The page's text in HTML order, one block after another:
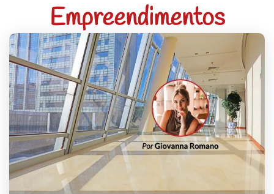
Empreendimentos